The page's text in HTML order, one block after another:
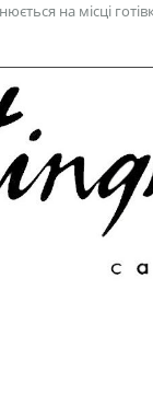
на місці